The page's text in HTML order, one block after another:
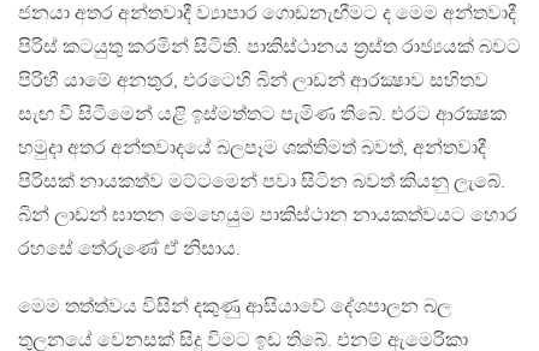
ජනයා අතර අන්තවාදී ව්‍යාපාර ගොඩනැඟීමට ද මෙම අන්තවාදී
පිරිස් කටයුතු කරමින් සිටිති. පාකිස්ථානය ත්‍රස්ත රාජ්‍යයක් බවට
පිරිහී යාමේ අනතුර, එරටෙහි බින් ලාඩන් ආරක්‍ෂාව සහිතව
සැඟ වී සිටීමෙන් යළි ඉස්මත්තට පැමිණ තිබේ. එරට ආරක්‍ෂක
හමුදා අතර අන්තවාදයේ බලපෑම ශක්තිමත් බවත්, අන්තවාදී
පිරිසක් නායකත්ව මට්ටමෙන් පවා සිටින බවත් කියනු ලැබේ.
බින් ලාඩන් ඝාතන මෙහෙයුම පාකිස්ථාන නායකත්වයට හොර
රහසේ තේරුණේ ඒ නිසාය.
මෙම තත්ත්වය විසින් දකුණු ආසියාවේ දේශපාලන බල
තුලනයේ වෙනසක් සිදු විමට ඉඩ තිබේ. එනම් ඇමෙරිකා